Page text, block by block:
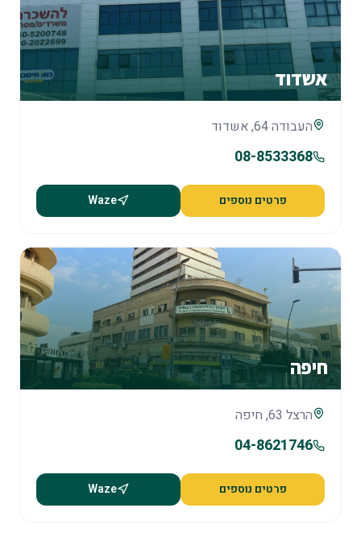
אשדוד
העבודה 64, אשדוד
08-8533368
פרטים נוספים Waze
חיפה
הרצל 63, חיפה
04-8621746
פרטים נוספים Waze